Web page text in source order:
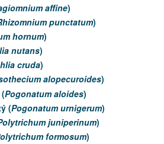
affine)
punctatum)
hornum)
nutans)
cruda)
alopecuroides)
Pogonatum aloides)
(Pogonatum urnigerum)
juniperinum)
formosum)